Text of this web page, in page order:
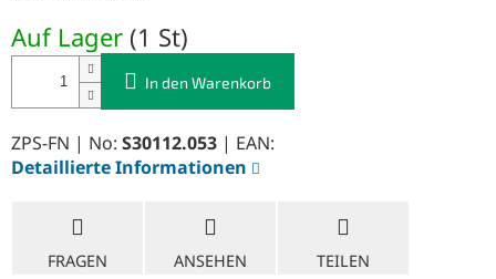
Auf Lager (1 St)
In den Warenkorb
ZPS-FN | No: S30112.053 | EAN:
Detaillierte Informationen
FRAGEN ANSEHEN TEILEN